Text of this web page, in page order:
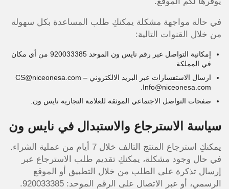
في حالة مواجهة مشكلة يمكنكِ طلب المساعدة بكل سهولة
من خلال القنوات التالية:
إمكانية التواصل عبر رقم نايس ون الموحد 920033385 من أي مكان
في المملكة.
ارسال الاستفسارات عبر البريد الالكتروني CS@niceonesa.com –
Info@niceonesa.com.
صفحات التواصل الاجتماعي الموثقة للعلامة التجارية نايس ون.
سياسة الاسترجاع والاستبدال في نايس ون
يمكنكِ استرجاع المنتج التالف خلال 7 أيام من عملية الشراء.
في حال وجود مشكلة، يمكنكِ تقديم طلب الاسترجاع عبر
إرسال تذكرة على الطلب من خلال التطبيق أو الموقع
الرسمي، أو عبر الاتصال على الرقم الموحد: 920033385.